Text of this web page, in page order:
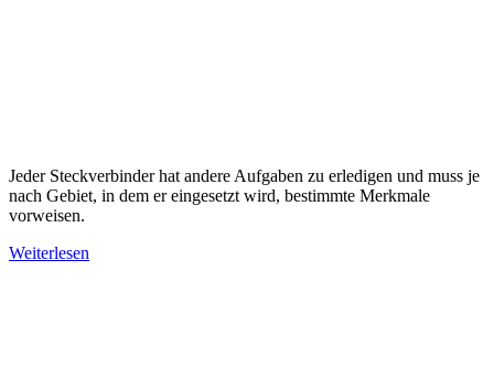
Jeder Steckverbinder hat andere Aufgaben zu erledigen und muss je
nach Gebiet, in dem er eingesetzt wird, bestimmte Merkmale
vorweisen.
Weiterlesen